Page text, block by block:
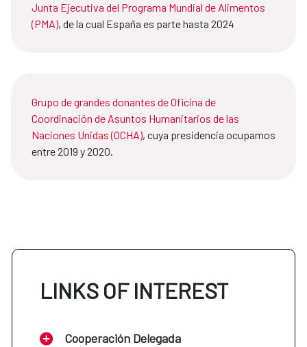
Junta Ejecutiva del Programa Mundial de Alimentos
(PMA), de la cual España es parte hasta 2024
Grupo de grandes donantes de Oficina de
Coordinación de Asuntos Humanitarios de las
Naciones Unidas (OCHA), cuya presidencia ocupamos
entre 2019 y 2020.
LINKS OF INTEREST
Cooperación Delegada